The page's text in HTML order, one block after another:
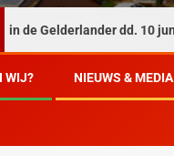
dd. 10 juni 2026?
WIJ? NIEUWS & MEDIA